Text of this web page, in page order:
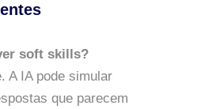
soft skills?
A IA pode simular
que parecem